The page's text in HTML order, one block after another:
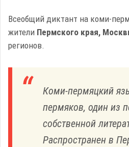
Всеобщий диктант на коми-
жители Пермского края,
регионов.
Коми-пермяцкий
пермяков, один из
собственной
Распространен в